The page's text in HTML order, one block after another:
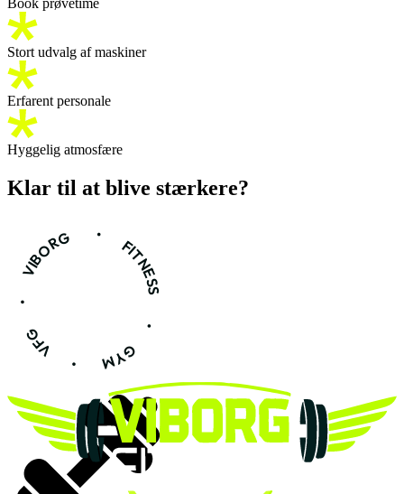
Stort udvalg af maskiner
Erfarent personale
Hyggelig atmosfære
Klar til at blive stærkere?
VIBORG •
FITNESS
•
GYM
•
VFG
•